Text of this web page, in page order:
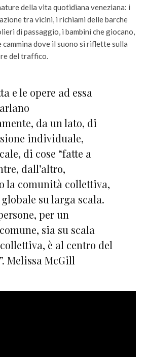
della vita quotidiana veneziana: i
tra vicini, i richiami delle barche
di passaggio, i bambini che giocano,
cammina dove il suono si riflette sulla
del traffico.
e le opere ad essa
da un lato, di
individuale,
di cose “fatte a
dall’altro,
la comunità collettiva,
su larga scala.
per un
sia su scala
è al centro del
Melissa McGill